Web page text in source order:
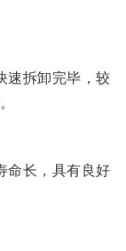
速拆卸完毕，较
命长，具有良好